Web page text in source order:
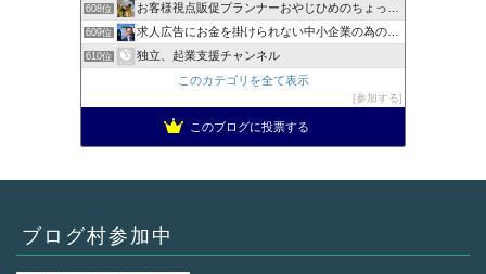
608位 お客様視点販促プランナーおやじひめのちょっとタメになる話
609位 求人広告にお金を掛けられない中小企業の為の【0円求人採用術】
610位
独立、起業支援チャンネル
このカテゴリを全て表示
参加する
このブログに投票する
ブログ村参加中